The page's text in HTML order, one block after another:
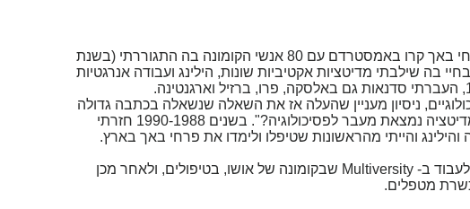
ניסיונותיי הראשונים בטיפול עם תמציות פרחי באך קרו באמסטרדם עם 80 אנשי הקומונה בה התגוררתי (בשנת
בה שילבתי מדיטציות אקטיביות שונות, הילינג ועבודה אנרגטיות
עם תמציות פרחי באך. יותר מאוחר ב-1986, העברתי סדנאות גם באלסקה, פרו, ברזיל וארגנטינה.
איירס טיפלתי ולימדתי כ-150 פסיכולוגיים, ניסיון מעניין שהעלה אז את השאלה שנשאלה בכתבה גדולה
בעיתון העידן החדש “Uno Mismo”: "האם מדיטציה נמצאת מעבר לפסיכולוגיה?". בשנים 1990-1988 חזרתי
והייתי מהראשונות שטיפלו ולימדו את פרחי באך בארץ.
ב-1990 חזרתי להודו, שם הוזמנתי להתחיל לעבוד ב- Multiversity שבקומונה של אושו, בטיפולים, ולאחר מכן
מטפלים.